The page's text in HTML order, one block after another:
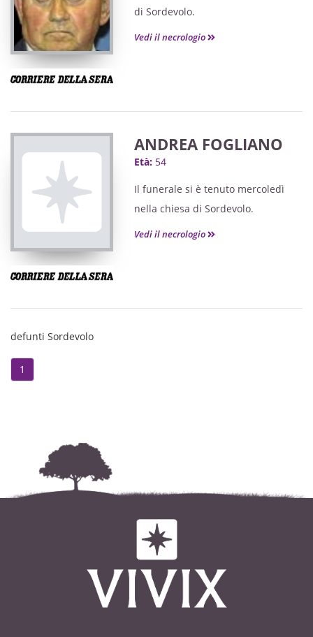
di Sordevolo.
Vedi il necrologio
ANDREA FOGLIANO
Età: 54
Il funerale si è tenuto mercoledì
nella chiesa di Sordevolo.
Vedi il necrologio
defunti Sordevolo
1